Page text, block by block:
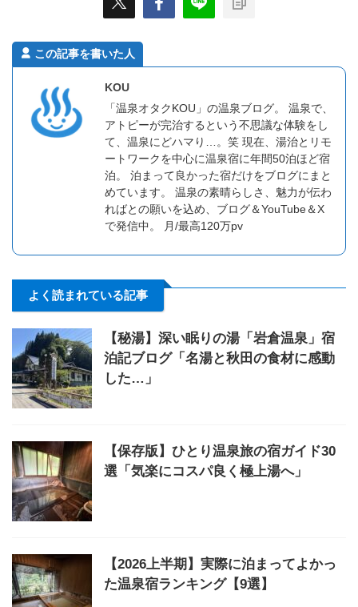
この記事を書いた人
KOU
「温泉オタクKOU」の温泉ブログ。 温泉で、
アトピーが完治するという不思議な体験をし
て、温泉にどハマり…。笑 現在、湯治とリモ
ートワークを中心に温泉宿に年間50泊ほど宿
泊。 泊まって良かった宿だけをブログにまと
めています。 温泉の素晴らしさ、魅力が伝わ
ればとの願いを込め、ブログ＆YouTube＆X
で発信中。 月/最高120万pv
よく読まれている記事
【秘湯】深い眠りの湯「岩倉温泉」宿
泊記ブログ「名湯と秋田の食材に感動
した…」
【保存版】ひとり温泉旅の宿ガイド30
選「気楽にコスパ良く極上湯へ」
【2026上半期】実際に泊まってよかっ
た温泉宿ランキング【9選】